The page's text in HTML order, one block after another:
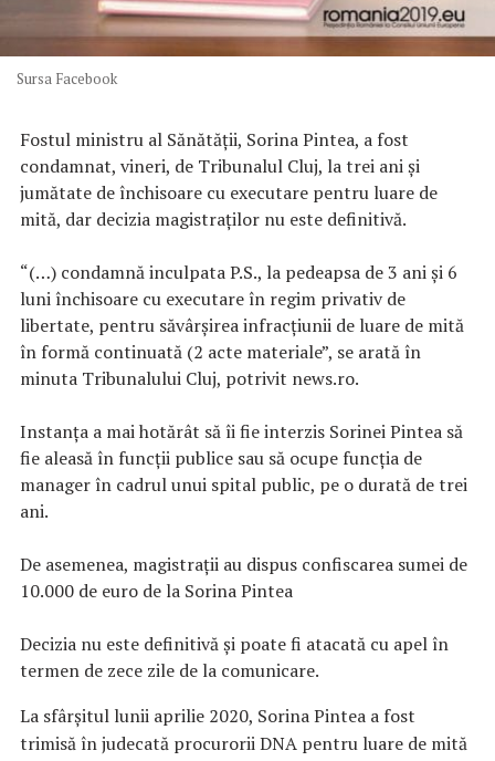
Sursa Facebook
Fostul ministru al Sănătăţii, Sorina Pintea, a fost
condamnat, vineri, de Tribunalul Cluj, la trei ani şi
jumătate de închisoare cu executare pentru luare de
mită, dar decizia magistraţilor nu este definitivă.
“(…) condamnă inculpata P.S., la pedeapsa de 3 ani şi 6
luni închisoare cu executare în regim privativ de
libertate, pentru săvârşirea infracţiunii de luare de mită
în formă continuată (2 acte materiale”, se arată în
minuta Tribunalului Cluj, potrivit news.ro.
Instanţa a mai hotărât să îi fie interzis Sorinei Pintea să
fie aleasă în funcţii publice sau să ocupe funcţia de
manager în cadrul unui spital public, pe o durată de trei
ani.
De asemenea, magistraţii au dispus confiscarea sumei de
10.000 de euro de la Sorina Pintea
Decizia nu este definitivă şi poate fi atacată cu apel în
termen de zece zile de la comunicare.
La sfârşitul lunii aprilie 2020, Sorina Pintea a fost
trimisă în judecată procurorii DNA pentru luare de mită